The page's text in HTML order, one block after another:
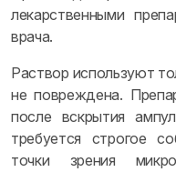
лекарственными
врача.
Раствор используют
не повреждена.
после вскрытия
требуется строгое
точки зрения